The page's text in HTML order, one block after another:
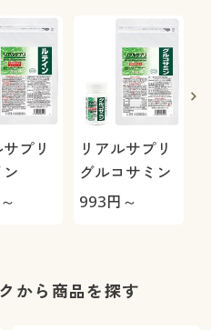
プリ
リアルサプリ
グルコサミン
993円～
から商品を探す